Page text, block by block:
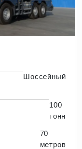
Шоссейный
100
тонн
70
метров